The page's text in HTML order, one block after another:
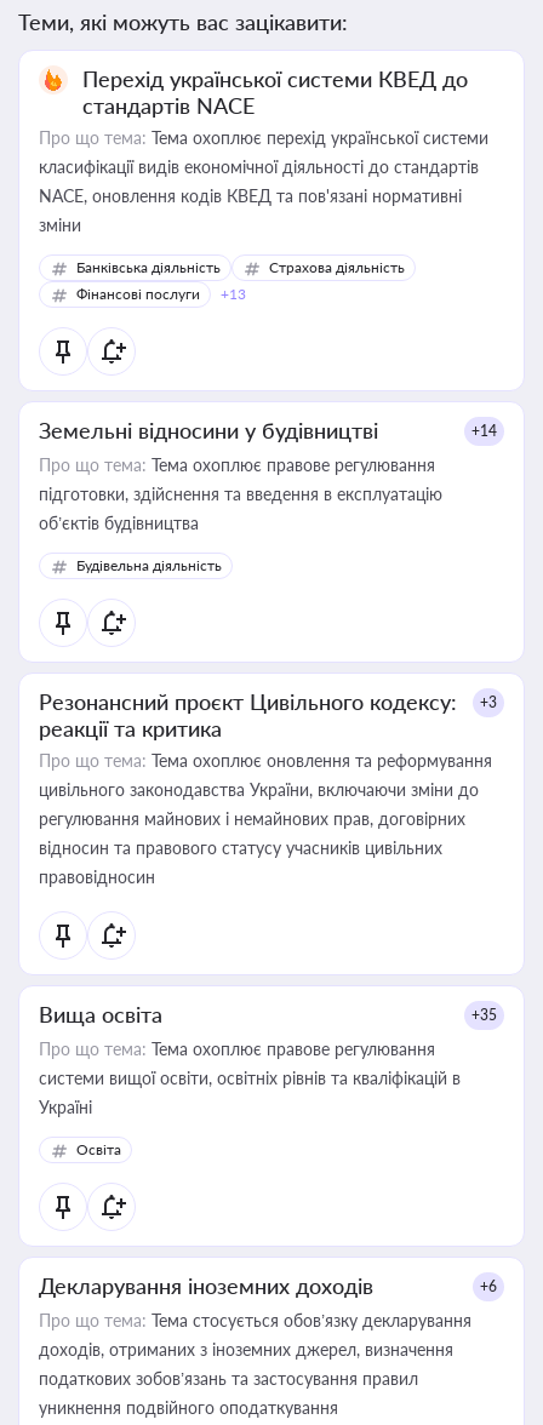
Теми, які можуть вас зацікавити:
Перехід української системи КВЕД до
стандартів NACE
Про що тема: Тема охоплює перехід української системи
класифікації видів економічної діяльності до стандартів
NACE, оновлення кодів КВЕД та пов'язані нормативні
зміни
Банківська діяльність
Страхова діяльність
Фінансові послуги
+13
Земельні відносини у будівництві +14
Про що тема: Тема охоплює правове регулювання
підготовки, здійснення та введення в експлуатацію
об’єктів будівництва
Будівельна діяльність
Резонансний проєкт Цивільного кодексу:
реакції та критика
+3
Про що тема: Тема охоплює оновлення та реформування
цивільного законодавства України, включаючи зміни до
регулювання майнових і немайнових прав, договірних
відносин та правового статусу учасників цивільних
правовідносин
Вища освіта +35
Про що тема: Тема охоплює правове регулювання
системи вищої освіти, освітніх рівнів та кваліфікацій в
Україні
Освіта
Декларування іноземних доходів +6
Про що тема: Тема стосується обов’язку декларування
доходів, отриманих з іноземних джерел, визначення
податкових зобов’язань та застосування правил
уникнення подвійного оподаткування